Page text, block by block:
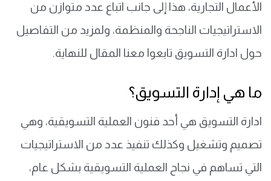
الأعمال التجارية، هذا إلى جانب اتباع عدد متوازن من
الاستراتيجيات الناجحة والمنظمة، ولمزيد من التفاصيل
حول ادارة التسويق تابعوا معنا المقال للنهاية.
ما هي إدارة التسويق؟
ادارة التسويق هي أحد فنون العملية التسويقية، وهي
تصميم وتشغيل وكذلك تنفيذ عدد من الاستراتيجيات
التي تساهم في نجاح العملية التسويقية بشكل عام،